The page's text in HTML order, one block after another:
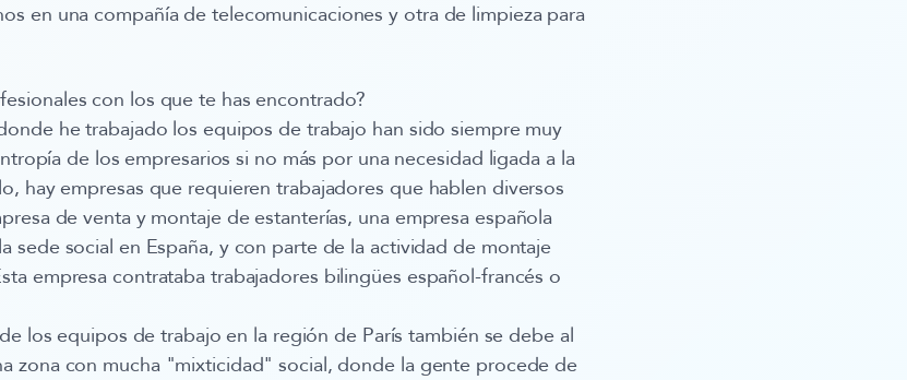
en una compañía de telecomunicaciones y otra de limpieza para
con los que te has encontrado?
he trabajado los equipos de trabajo han sido siempre muy
de los empresarios si no más por una necesidad ligada a la
hay empresas que requieren trabajadores que hablen diversos
de venta y montaje de estanterías, una empresa española
sede social en España, y con parte de la actividad de montaje
empresa contrataba trabajadores bilingües español-francés o
los equipos de trabajo en la región de París también se debe al
zona con mucha "mixticidad" social, donde la gente procede de